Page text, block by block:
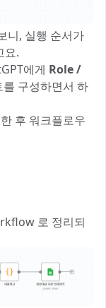
니, 실행 순서가
. ❌
에게 Role /
구성하면서 하
후 워크플로우
로 정리되